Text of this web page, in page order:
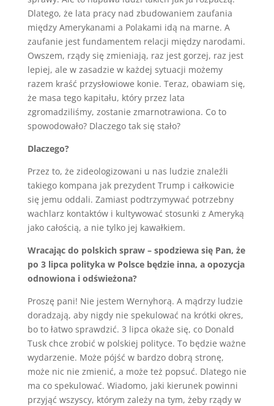
Dlatego, że lata pracy nad zbudowaniem zaufania
między Amerykanami a Polakami idą na marne. A
zaufanie jest fundamentem relacji między narodami.
Owszem, rządy się zmieniają, raz jest gorzej, raz jest
lepiej, ale w zasadzie w każdej sytuacji możemy
razem kraść przysłowiowe konie. Teraz, obawiam się,
że masa tego kapitału, który przez lata
zgromadziliśmy, zostanie zmarnotrawiona. Co to
spowodowało? Dlaczego tak się stało?
Dlaczego?
Przez to, że zideologizowani u nas ludzie znaleźli
takiego kompana jak prezydent Trump i całkowicie
się jemu oddali. Zamiast podtrzymywać potrzebny
wachlarz kontaktów i kultywować stosunki z Ameryką
jako całością, a nie tylko jej kawałkiem.
Wracając do polskich spraw – spodziewa się Pan, że
po 3 lipca polityka w Polsce będzie inna, a opozycja
odnowiona i odświeżona?
Proszę pani! Nie jestem Wernyhorą. A mądrzy ludzie
doradzają, aby nigdy nie spekulować na krótki okres,
bo to łatwo sprawdzić. 3 lipca okaże się, co Donald
Tusk chce zrobić w polskiej polityce. To będzie ważne
wydarzenie. Może pójść w bardzo dobrą stronę,
może nic nie zmienić, a może też popsuć. Dlatego nie
ma co spekulować. Wiadomo, jaki kierunek powinni
przyjąć wszyscy, którym zależy na tym, żeby rządy w